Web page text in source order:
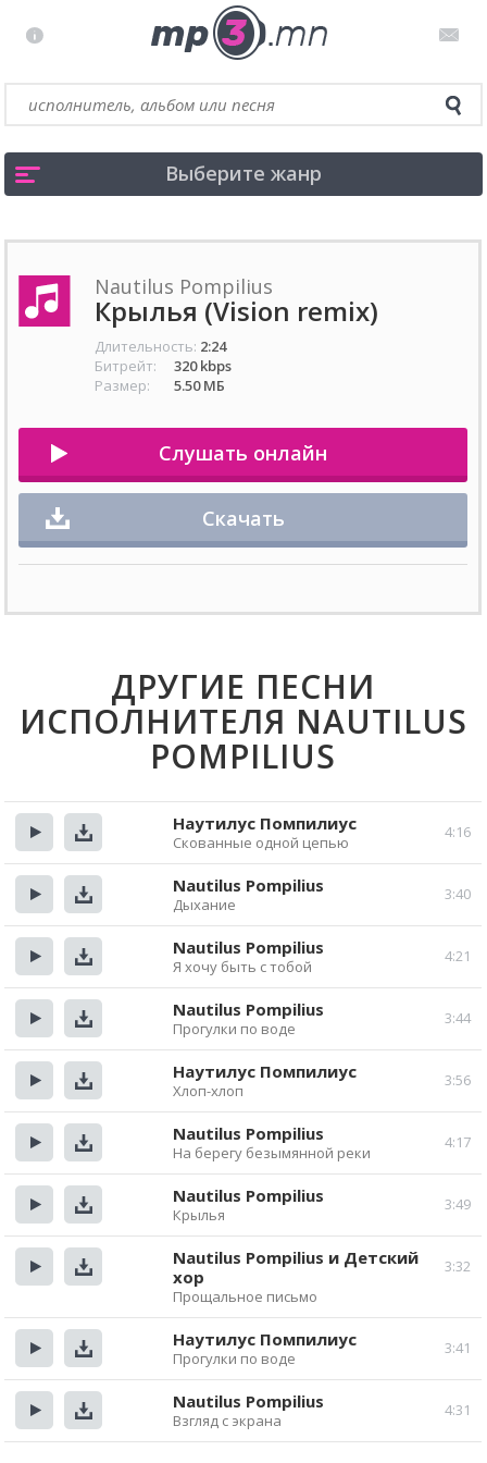
Выберите жанр
Nautilus Pompilius
Крылья (Vision remix)
Длительность: 2:24
Битрейт:
320 kbps
Размер:
5.50 МБ
Слушать онлайн
Скачать
ДРУГИЕ ПЕСНИ
ИСПОЛНИТЕЛЯ NAUTILUS
POMPILIUS
Прослушать
Скачать
4:16
Наутилус Помпилиус
Скованные одной цепью
Прослушать
Скачать
3:40
Nautilus Pompilius
Дыхание
Прослушать
Скачать
4:21
Nautilus Pompilius
Я хочу быть с тобой
Прослушать
Скачать
3:44
Nautilus Pompilius
Прогулки по воде
Прослушать
Скачать
3:56
Наутилус Помпилиус
Хлоп-хлоп
Прослушать
Скачать
4:17
Nautilus Pompilius
На берегу безымянной реки
Прослушать
Скачать
3:49
Nautilus Pompilius
Крылья
3:32
Nautilus Pompilius и Детский
хор
Прощальное письмо
Прослушать
Скачать
3:41
Наутилус Помпилиус
Прогулки по воде
Прослушать
Скачать
4:31
Nautilus Pompilius
Взгляд с экрана